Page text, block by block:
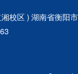
校区 ) 湖南省衡阳